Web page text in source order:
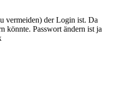
vermeiden) der Login ist. Da
könnte. Passwort ändern ist ja